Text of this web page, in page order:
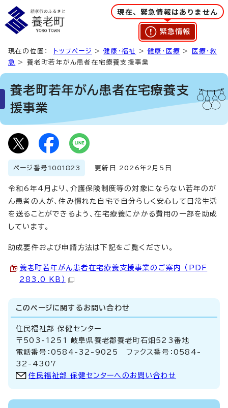
現在、緊急情報はありません
緊急情報
現在の位置： トップページ >健康・福祉 >健康・医療 >
医療・救
急
> 養老町若年がん患者在宅療養支援事業
養老町若年がん患者在宅療養支
援事業
ページ番号 1001823 更新日 2026年2月5日
令和6年4月より、介護保険制度等の対象にならない若年のが
ん患者の人が、住み慣れた自宅で自分らしく安心して日常生活
を送ることができるよう、在宅療養にかかる費用の一部を助成
しています。
助成要件および申請方法は下記をご覧ください。
養老町若年がん患者在宅療養支援事業のご案内 （PDF
283.0 KB）
このページに関する お問い合わせ
住民福祉部 保健センター
〒503-1251 岐阜県養老郡養老町石畑523番地
電話番号：0584-32-9025 ファクス番号：0584-
32-4307
住民福祉部 保健センターへのお問い合わせ